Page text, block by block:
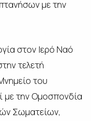
με την
στον Ιερό Ναό
τελετή
του
την Ομοσπονδία
Σωματείων,